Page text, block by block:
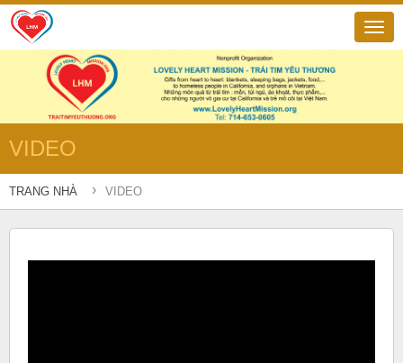
VIDEO
TRANG NHÀ › VIDEO